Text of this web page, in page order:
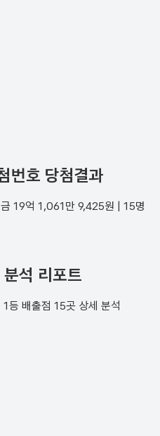
번호 당첨결과
19억 1,061만 9,425원 | 15명
석 리포트
등 배출점 15곳 상세 분석